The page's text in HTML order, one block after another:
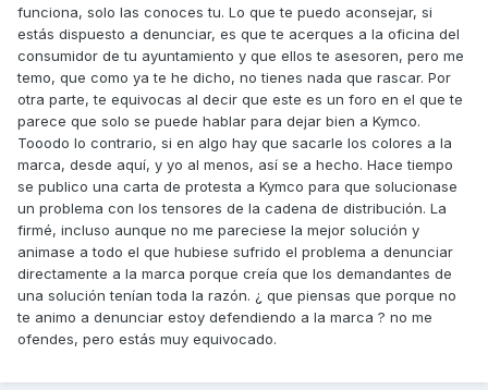
funciona, solo las conoces tu. Lo que te puedo aconsejar, si
estás dispuesto a denunciar, es que te acerques a la oficina del
consumidor de tu ayuntamiento y que ellos te asesoren, pero me
temo, que como ya te he dicho, no tienes nada que rascar. Por
otra parte, te equivocas al decir que este es un foro en el que te
parece que solo se puede hablar para dejar bien a Kymco.
Tooodo lo contrario, si en algo hay que sacarle los colores a la
marca, desde aquí, y yo al menos, así se a hecho. Hace tiempo
se publico una carta de protesta a Kymco para que solucionase
un problema con los tensores de la cadena de distribución. La
firmé, incluso aunque no me pareciese la mejor solución y
animase a todo el que hubiese sufrido el problema a denunciar
directamente a la marca porque creía que los demandantes de
una solución tenían toda la razón. ¿ que piensas que porque no
te animo a denunciar estoy defendiendo a la marca ? no me
ofendes, pero estás muy equivocado.